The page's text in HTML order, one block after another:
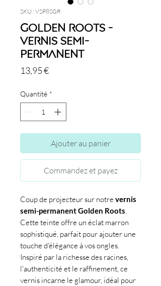
SKU : VSP8SGR
Golden Roots -
Vernis semi-
permanent
13,95 €Prix
Quantité *
Ajouter au panier
Commandez et payez
Coup de projecteur sur notre vernis
semi-permanent Golden Roots.
Cette teinte offre un éclat marron
sophistiqué, parfait pour ajouter une
touche d'élégance à vos ongles.
Inspiré par la richesse des racines,
l'authenticité et le raffinement, ce
vernis incarne le glamour, idéal pour